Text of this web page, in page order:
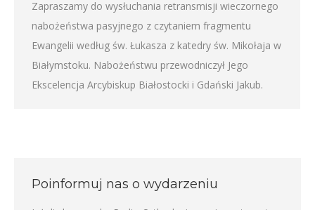
Zapraszamy do wysłuchania retransmisji wieczornego
nabożeństwa pasyjnego z czytaniem fragmentu
Ewangelii według św. Łukasza z katedry św. Mikołaja w
Białymstoku. Nabożeństwu przewodniczył Jego
Ekscelencja Arcybiskup Białostocki i Gdański Jakub.
Poinformuj nas o wydarzeniu